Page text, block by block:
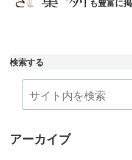
検索する
アーカイブ